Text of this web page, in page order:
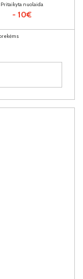
Pritaikyta nuolaida
- 10€